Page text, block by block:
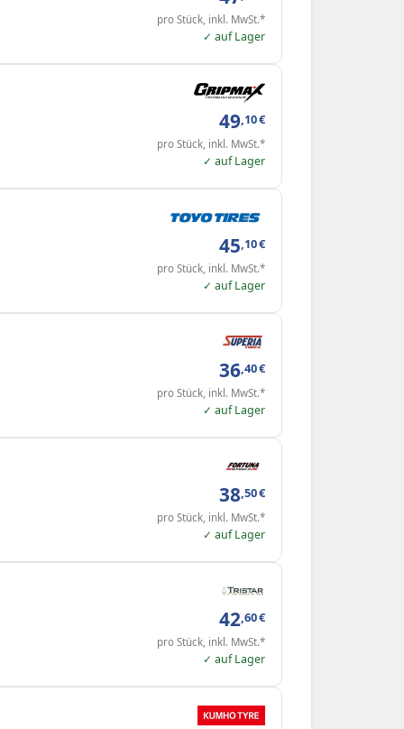
pro Stück, inkl. MwSt.*
✓ auf Lager
49,10€
pro Stück, inkl. MwSt.*
✓ auf Lager
45,10€
pro Stück, inkl. MwSt.*
✓ auf Lager
36,40€
pro Stück, inkl. MwSt.*
✓ auf Lager
38,50€
pro Stück, inkl. MwSt.*
✓ auf Lager
42,60€
pro Stück, inkl. MwSt.*
✓ auf Lager